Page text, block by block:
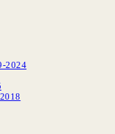
2024